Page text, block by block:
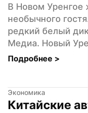
В Новом Уренгое
необычного
редкий белый
Медиа. Новый
Подробнее >
Экономика
Китайские